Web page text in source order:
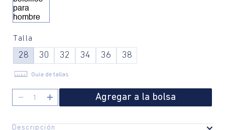
Talla
28 30 32 34 36 38
Guía de tallas
＋
－ Agregar a la bolsa
Descripción